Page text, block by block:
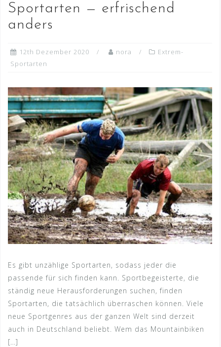
Sportarten — erfrischend
anders
12th Dezember 2020 nora
Extrem-
Sportarten
Es gibt unzählige Sportarten, sodass jeder die
passende für sich finden kann. Sportbegeisterte, die
ständig neue Herausforderungen suchen, finden
Sportarten, die tatsächlich überraschen können. Viele
neue Sportgenres aus der ganzen Welt sind derzeit
auch in Deutschland beliebt. Wem das Mountainbiken
[…]